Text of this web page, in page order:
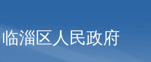
临淄区人民政府